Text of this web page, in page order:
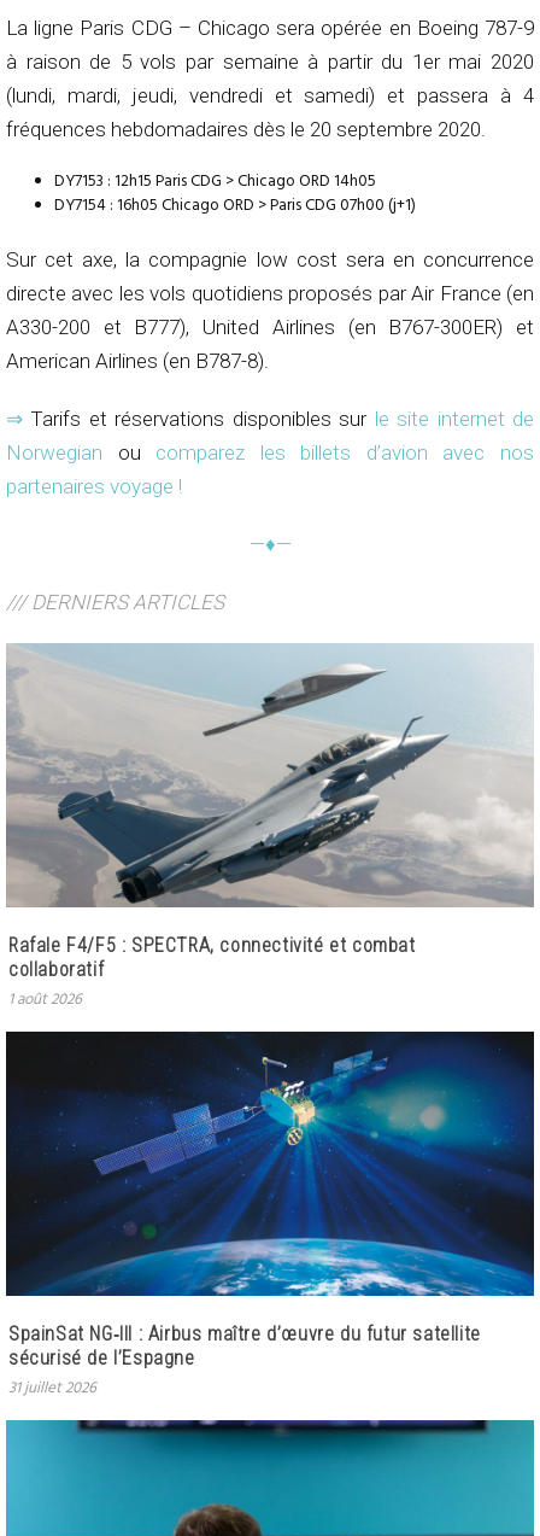
La ligne Paris CDG – Chicago sera opérée en Boeing 787-9
à raison de 5 vols par semaine à partir du 1er mai 2020
(lundi, mardi, jeudi, vendredi et samedi) et passera à 4
fréquences hebdomadaires dès le 20 septembre 2020.
DY7153 : 12h15 Paris CDG > Chicago ORD 14h05
DY7154 : 16h05 Chicago ORD > Paris CDG 07h00 (j+1)
Sur cet axe, la compagnie low cost sera en concurrence
directe avec les vols quotidiens proposés par Air France (en
A330-200 et B777), United Airlines (en B767-300ER) et
American Airlines (en B787-8).
⇒Tarifs et réservations disponibles sur le site internet de
Norwegian ou comparez les billets d’avion avec nos
partenaires voyage !
—♦—
/// DERNIERS ARTICLES
Rafale F4/F5 : SPECTRA, connectivité et combat
collaboratif
1 août 2026
SpainSat NG‑III : Airbus maître d’œuvre du futur satellite
sécurisé de l’Espagne
31 juillet 2026